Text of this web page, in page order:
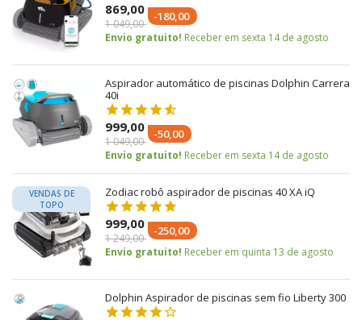
869,00
1 049,00
-180,00
Envio gratuito! Receber em sexta 14 de agosto
Aspirador automático de piscinas Dolphin Carrera
40i
999,00
1 049,00
-50,00
Envio gratuito! Receber em sexta 14 de agosto
VENDAS DE
TOPO
Zodiac robô aspirador de piscinas 40 XA iQ
999,00
1 249,00
-250,00
Envio gratuito! Receber em quinta 13 de agosto
Dolphin Aspirador de piscinas sem fio Liberty 300